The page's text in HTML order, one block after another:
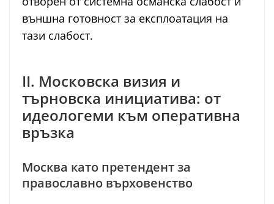
външна готовност за експлоатация на
тази слабост.
II. Московска визия и
търновска инициатива: от
идеологеми към оперативна
връзка
Москва като претендент за
православно върховенство